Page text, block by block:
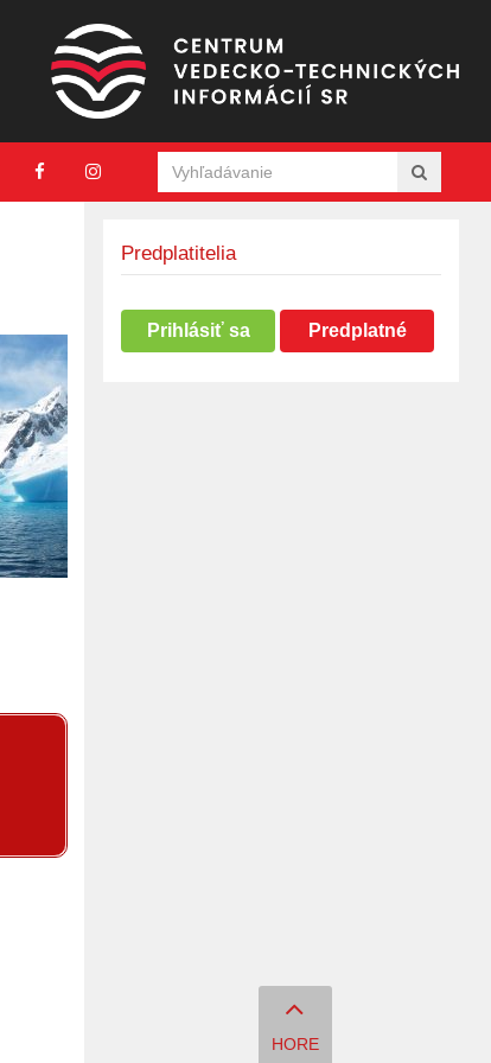
Predplatitelia
Prihlásiť sa Predplatné
HORE